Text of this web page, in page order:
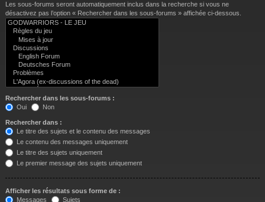
Les sous-forums seront automatiquement inclus dans la recherche si vous ne
désactivez pas l’option « Rechercher dans les sous-forums » affichée ci-dessous.
Rechercher dans les sous-forums :
Oui
Non
Rechercher dans :
Le titre des sujets et le contenu des messages
Le contenu des messages uniquement
Le titre des sujets uniquement
Le premier message des sujets uniquement
Afficher les résultats sous forme de :
Messages
Sujets